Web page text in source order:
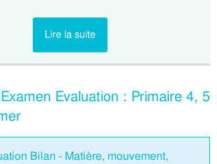
Lire la suite
Evaluation : Primaire 4, 5
Bilan - Matière, mouvement,